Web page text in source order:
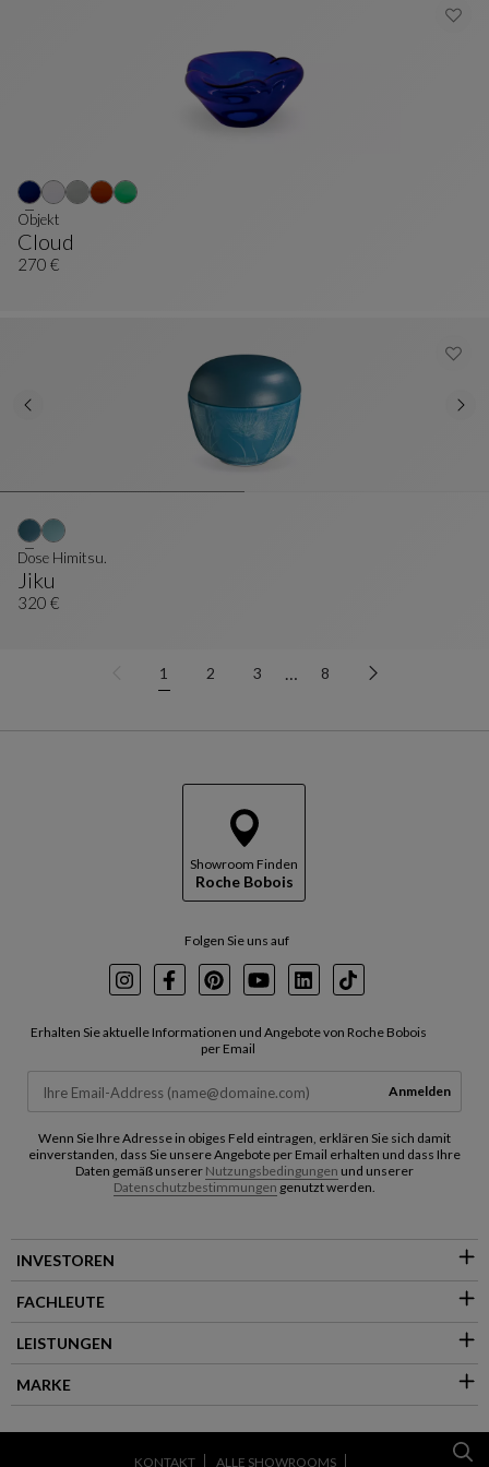
Cloud
Objekt
Siehe Vollständige Beschreibung
Objekt
270 €
Jiku
Dose Himitsu.
Siehe Vollständige Beschreibung
Dose Himitsu.
320 €
1 2 3 … 8
Showroom Finden
Roche Bobois
Folgen Sie uns auf
InstagramFacebookPinterest
YoutubeLinkedInTikTok
Erhalten Sie aktuelle Informationen und Angebote von Roche Bobois
per Email
Anmelden
Wenn Sie Ihre Adresse in obiges Feld eintragen, erklären Sie sich damit
einverstanden, dass Sie unsere Angebote per Email erhalten und dass Ihre
Daten gemäß unserer Nutzungsbedingungen und unserer
Datenschutzbestimmungen genutzt werden.
INVESTOREN
FACHLEUTE
LEISTUNGEN
MARKE
KONTAKT ALLE SHOWROOMS